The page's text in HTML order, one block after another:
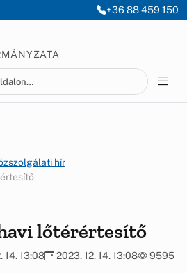
+36 88 459 150
hír
lőtérértesítő
14. 13:08 2023. 12. 14. 13:08 9595